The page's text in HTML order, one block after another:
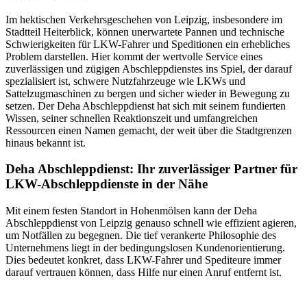
Im hektischen Verkehrsgeschehen von Leipzig, insbesondere im
Stadtteil Heiterblick, können unerwartete Pannen und technische
Schwierigkeiten für LKW-Fahrer und Speditionen ein erhebliches
Problem darstellen. Hier kommt der wertvolle Service eines
zuverlässigen und zügigen Abschleppdienstes ins Spiel, der darauf
spezialisiert ist, schwere Nutzfahrzeuge wie LKWs und
Sattelzugmaschinen zu bergen und sicher wieder in Bewegung zu
setzen. Der Deha Abschleppdienst hat sich mit seinem fundierten
Wissen, seiner schnellen Reaktionszeit und umfangreichen
Ressourcen einen Namen gemacht, der weit über die Stadtgrenzen
hinaus bekannt ist.
Deha Abschleppdienst: Ihr zuverlässiger Partner für
LKW-Abschleppdienste in der Nähe
Mit einem festen Standort in Hohenmölsen kann der Deha
Abschleppdienst von Leipzig genauso schnell wie effizient agieren,
um Notfällen zu begegnen. Die tief verankerte Philosophie des
Unternehmens liegt in der bedingungslosen Kundenorientierung.
Dies bedeutet konkret, dass LKW-Fahrer und Spediteure immer
darauf vertrauen können, dass Hilfe nur einen Anruf entfernt ist.